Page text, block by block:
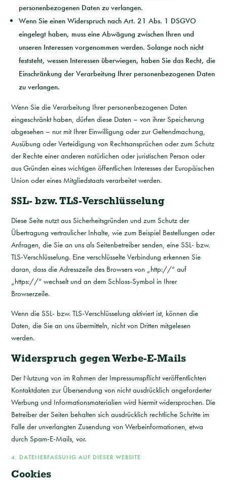
personenbezogenen Daten zu verlangen.
Wenn Sie einen Widerspruch nach Art. 21 Abs. 1 DSGVO
eingelegt haben, muss eine Abwägung zwischen Ihren und
unseren Interessen vorgenommen werden. Solange noch nicht
feststeht, wessen Interessen überwiegen, haben Sie das Recht, die
Einschränkung der Verarbeitung Ihrer personenbezogenen Daten
zu verlangen.
Wenn Sie die Verarbeitung Ihrer personenbezogenen Daten
eingeschränkt haben, dürfen diese Daten – von ihrer Speicherung
abgesehen – nur mit Ihrer Einwilligung oder zur Geltendmachung,
Ausübung oder Verteidigung von Rechtsansprüchen oder zum Schutz
der Rechte einer anderen natürlichen oder juristischen Person oder
aus Gründen eines wichtigen öffentlichen Interesses der Europäischen
Union oder eines Mitgliedstaats verarbeitet werden.
SSL- bzw. TLS-Verschlüsselung
Diese Seite nutzt aus Sicherheitsgründen und zum Schutz der
Übertragung vertraulicher Inhalte, wie zum Beispiel Bestellungen oder
Anfragen, die Sie an uns als Seitenbetreiber senden, eine SSL- bzw.
TLS-Verschlüsselung. Eine verschlüsselte Verbindung erkennen Sie
daran, dass die Adresszeile des Browsers von „http://“ auf
„https://“ wechselt und an dem Schloss-Symbol in Ihrer
Browserzeile.
Wenn die SSL- bzw. TLS-Verschlüsselung aktiviert ist, können die
Daten, die Sie an uns übermitteln, nicht von Dritten mitgelesen
werden.
Widerspruch gegen Werbe-E-Mails
Der Nutzung von im Rahmen der Impressumspflicht veröffentlichten
Kontaktdaten zur Übersendung von nicht ausdrücklich angeforderter
Werbung und Informationsmaterialien wird hiermit widersprochen. Die
Betreiber der Seiten behalten sich ausdrücklich rechtliche Schritte im
Falle der unverlangten Zusendung von Werbeinformationen, etwa
durch Spam-E-Mails, vor.
4. DATENERFASSUNG AUF DIESER WEBSITE
Cookies